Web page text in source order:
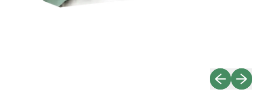
Diapositiva